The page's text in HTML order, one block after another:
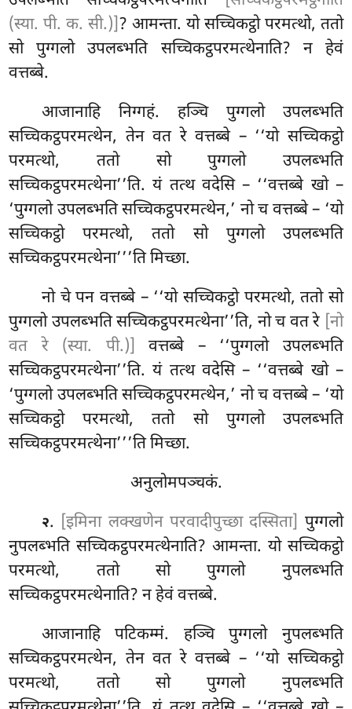
(स्या. पी. क. सी.)]? आमन्ता. यो सच्चिकट्ठो परमत्थो, ततो
सो पुग्गलो उपलब्भति सच्चिकट्ठपरमत्थेनाति? न हेवं
वत्तब्बे.
आजानाहि निग्गहं. हञ्चि पुग्गलो उपलब्भति
सच्चिकट्ठपरमत्थेन, तेन वत रे वत्तब्बे – ‘‘यो सच्चिकट्ठो
परमत्थो, ततो सो पुग्गलो उपलब्भति
सच्चिकट्ठपरमत्थेना’’ति. यं तत्थ वदेसि – ‘‘वत्तब्बे खो –
‘पुग्गलो उपलब्भति सच्चिकट्ठपरमत्थेन,’ नो च वत्तब्बे – ‘यो
सच्चिकट्ठो परमत्थो, ततो सो पुग्गलो उपलब्भति
सच्चिकट्ठपरमत्थेना’’’ति मिच्छा.
नो चे पन वत्तब्बे – ‘‘यो सच्चिकट्ठो परमत्थो, ततो सो
पुग्गलो उपलब्भति सच्चिकट्ठपरमत्थेना’’ति, नो च वत रे [नो
वत रे (स्या. पी.)] वत्तब्बे – ‘‘पुग्गलो उपलब्भति
सच्चिकट्ठपरमत्थेना’’ति. यं तत्थ वदेसि – ‘‘वत्तब्बे खो –
‘पुग्गलो उपलब्भति सच्चिकट्ठपरमत्थेन,’ नो च वत्तब्बे – ‘यो
सच्चिकट्ठो परमत्थो, ततो सो पुग्गलो उपलब्भति
सच्चिकट्ठपरमत्थेना’’’ति मिच्छा.
अनुलोमपञ्चकं.
२. [इमिना लक्खणेन परवादीपुच्छा दस्सिता] पुग्गलो
नुपलब्भति सच्चिकट्ठपरमत्थेनाति? आमन्ता. यो सच्चिकट्ठो
परमत्थो, ततो सो पुग्गलो नुपलब्भति
सच्चिकट्ठपरमत्थेनाति? न हेवं वत्तब्बे.
आजानाहि पटिकम्मं. हञ्चि पुग्गलो नुपलब्भति
सच्चिकट्ठपरमत्थेन, तेन वत रे वत्तब्बे – ‘‘यो सच्चिकट्ठो
परमत्थो, ततो सो पुग्गलो नुपलब्भति